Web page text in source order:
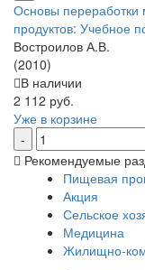
Основы переработки
продуктов: Учебное
Востроилов А.В.
(2010)
В наличии
2 112 руб.
Уже в корзине
Рекомендуемые
Пищевая
Акция
Сельское
Медицина
Жилищно-